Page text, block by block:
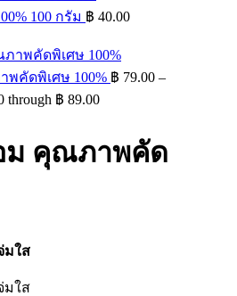
100 กรัม ฿ 40.00
คัดพิเศษ 100% ฿ 79.00 –
through ฿ 89.00
ม คุณภาพคัด
มใส
มใส